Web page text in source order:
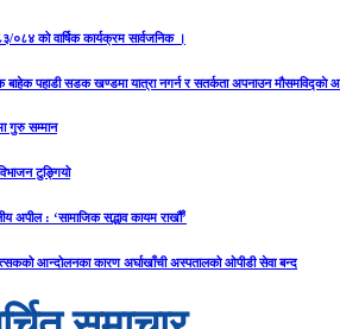
०८४ को वार्षिक कार्यक्रम सार्वजनिक ।
बाहेक पहाडी सडक खण्डमा यात्रा नगर्न र सतर्कता अपनाउन मौसमविद्काे
गुरु सम्मान
टुङ्गियो
अपील : ‘सामाजिक सद्भाव कायम राखौँ’
आन्दोलनका कारण अर्घाखाँची अस्पतालको ओपीडी सेवा बन्द